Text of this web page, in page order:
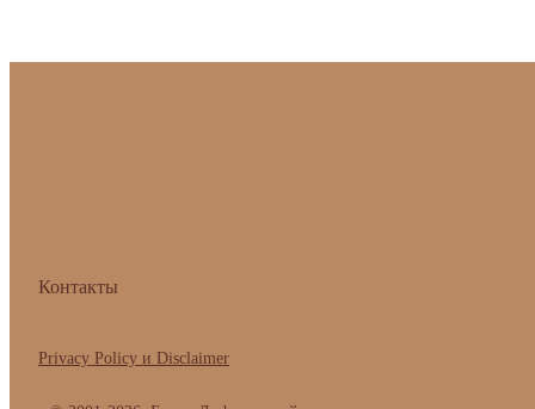
Контакты
Privacy Policy и Disclaimer